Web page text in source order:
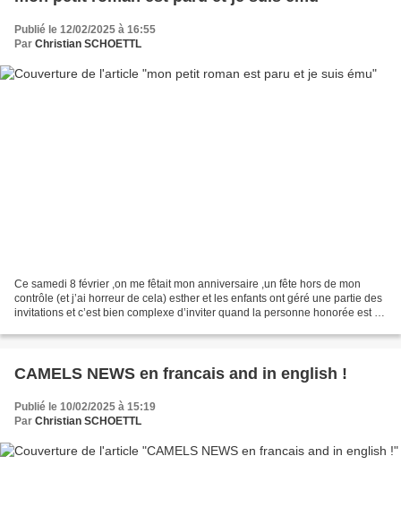
Publié le 12/02/2025 à 16:55
Par Christian SCHOETTL
Ce samedi 8 février ,on me fêtait mon anniversaire ,un fête hors de mon
contrôle (et j’ai horreur de cela) esther et les enfants ont géré une partie des
invitations et c’est bien complexe d’inviter quand la personne honorée est le
CAMELS NEWS en francais and in english !
Publié le 10/02/2025 à 15:19
Par Christian SCHOETTL